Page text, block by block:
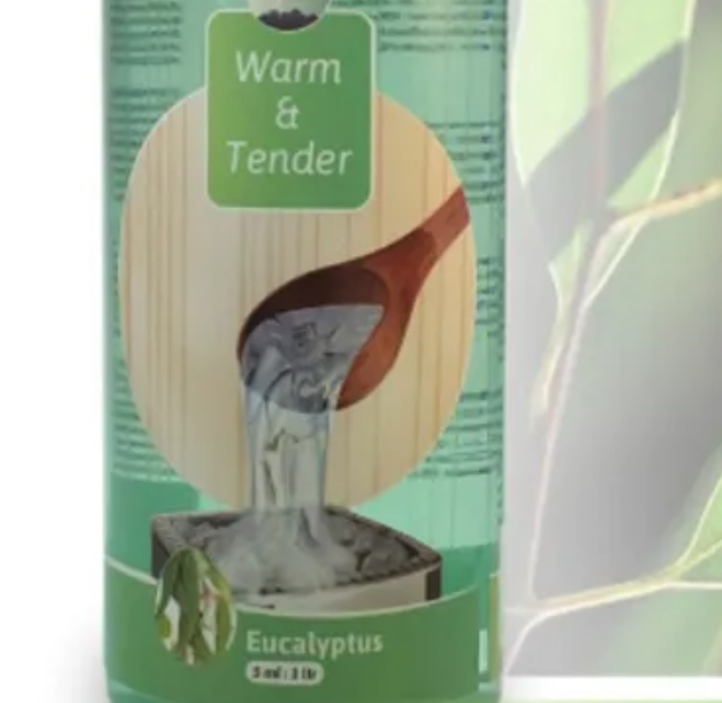
Warm en Tender saunageuren zijn frisse, natuurlijke geuren en maken de beleving van uw
zorgt voor een frisse ademhaling. Een heerlijke geur voor uw privésauna.
Specificaties
Belangrijke specificaties
Azalp artikelcode
Overige specificaties